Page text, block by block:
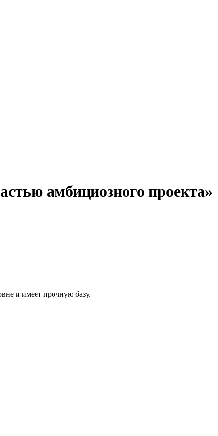
амбициозного проекта»
и имеет прочную базу.